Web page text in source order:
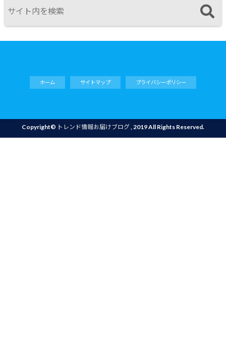
ホーム サイトマップ プライバシーポリシー
Copyright© トレンド情報お届けブログ, 2019 All Rights Reserved.